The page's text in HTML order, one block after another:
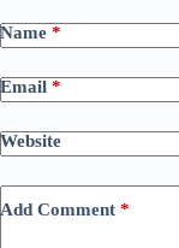
Name *
Email *
Website
Add Comment *